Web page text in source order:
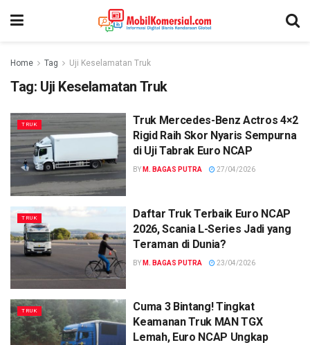
Home Tag Uji Keselamatan Truk
Tag: Uji Keselamatan Truk
TRUK
Truk Mercedes-Benz Actros 4×2
Rigid Raih Skor Nyaris Sempurna
di Uji Tabrak Euro NCAP
BY M. BAGAS PUTRA 27/04/2026
TRUK
Daftar Truk Terbaik Euro NCAP
2026, Scania L-Series Jadi yang
Teraman di Dunia?
BY M. BAGAS PUTRA 23/04/2026
TRUK
Cuma 3 Bintang! Tingkat
Keamanan Truk MAN TGX
Lemah, Euro NCAP Ungkap